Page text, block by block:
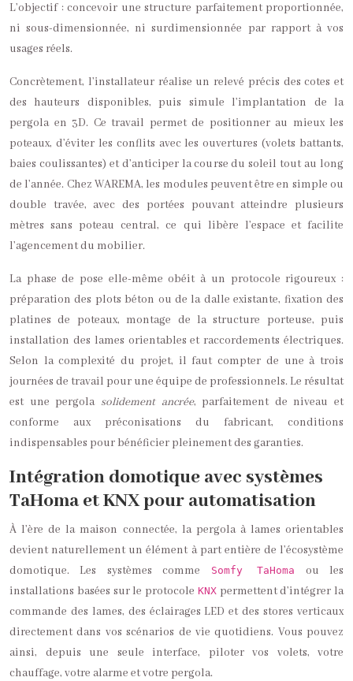
L’objectif : concevoir une structure parfaitement proportionnée,
ni sous-dimensionnée, ni surdimensionnée par rapport à vos
usages réels.
Concrètement, l’installateur réalise un relevé précis des cotes et
des hauteurs disponibles, puis simule l’implantation de la
pergola en 3D. Ce travail permet de positionner au mieux les
poteaux, d’éviter les conflits avec les ouvertures (volets battants,
baies coulissantes) et d’anticiper la course du soleil tout au long
de l’année. Chez WAREMA, les modules peuvent être en simple ou
double travée, avec des portées pouvant atteindre plusieurs
mètres sans poteau central, ce qui libère l’espace et facilite
l’agencement du mobilier.
La phase de pose elle-même obéit à un protocole rigoureux :
préparation des plots béton ou de la dalle existante, fixation des
platines de poteaux, montage de la structure porteuse, puis
installation des lames orientables et raccordements électriques.
Selon la complexité du projet, il faut compter de une à trois
journées de travail pour une équipe de professionnels. Le résultat
est une pergola solidement ancrée, parfaitement de niveau et
conforme aux préconisations du fabricant, conditions
indispensables pour bénéficier pleinement des garanties.
Intégration domotique avec systèmes
TaHoma et KNX pour automatisation
À l’ère de la maison connectée, la pergola à lames orientables
devient naturellement un élément à part entière de l’écosystème
domotique. Les systèmes comme
Somfy TaHoma
ou les
installations basées sur le protocole KNXpermettent d’intégrer la
commande des lames, des éclairages LED et des stores verticaux
directement dans vos scénarios de vie quotidiens. Vous pouvez
ainsi, depuis une seule interface, piloter vos volets, votre
chauffage, votre alarme et votre pergola.